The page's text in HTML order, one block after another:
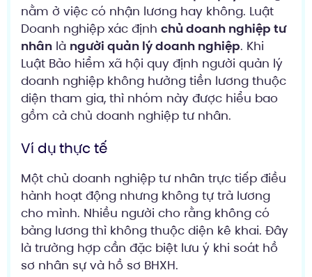
nằm ở việc có nhận lương hay không. Luật
Doanh nghiệp xác định chủ doanh nghiệp tư
nhân là người quản lý doanh nghiệp. Khi
Luật Bảo hiểm xã hội quy định người quản lý
doanh nghiệp không hưởng tiền lương thuộc
diện tham gia, thì nhóm này được hiểu bao
gồm cả chủ doanh nghiệp tư nhân.
Ví dụ thực tế
Một chủ doanh nghiệp tư nhân trực tiếp điều
hành hoạt động nhưng không tự trả lương
cho mình. Nhiều người cho rằng không có
bảng lương thì không thuộc diện kê khai. Đây
là trường hợp cần đặc biệt lưu ý khi soát hồ
sơ nhân sự và hồ sơ BHXH.